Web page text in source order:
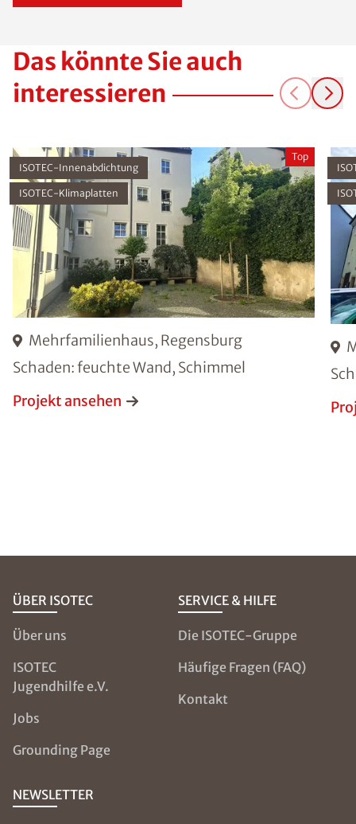
Das könnte Sie auch
interessieren
Mehrfamilienhaus, Regensburg
Schaden: feuchte Wand, Schimmel
ISOTEC-Innenabdichtung
ISOTEC-Klimaplatten
Top
Projekt ansehen
ÜBER ISOTEC
Über uns
ISOTEC
Jugendhilfe e.V.
Jobs
Grounding Page
SERVICE & HILFE
Die ISOTEC-Gruppe
Häufige Fragen (FAQ)
Kontakt
NEWSLETTER